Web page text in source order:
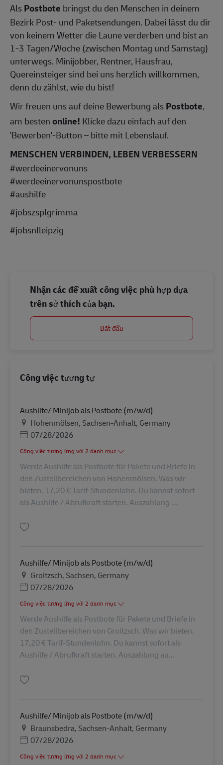
AlsPostbote bringst du den Menschen in deinem
Bezirk Post- und Paketsendungen. Dabei lässt du dir
von keinem Wetter die Laune verderben und bist an
1-3 Tagen/Woche (zwischen Montag und Samstag)
unterwegs. Minijobber, Rentner, Hausfrau,
Quereinsteiger sind bei uns herzlich willkommen,
denn du zählst, wie du bist!
Wir freuen uns auf deine Bewerbung alsPostbote,
am bestenonline! Klicke dazu einfach auf den
'Bewerben'-Button – bitte mit Lebenslauf.
MENSCHEN VERBINDEN, LEBEN VERBESSERN
#werdeeinervonuns
#werdeeinervonunspostbote
#aushilfe
#jobszsplgrimma
#jobsnlleipzig
Nhận các đề xuất công việc phù hợp dựa
trên sở thích của bạn.
Bắt đầu
Công việc tương tự
Aushilfe/ Minijob als Postbote (m/w/d)
Địa điểm
Hohenmölsen, Sachsen-Anhalt, Germany
Posted Date
07/28/2026
Công việc tương ứng với 2 danh mục
Werde Aushilfe als Postbote für Pakete und Briefe in
den Zustellbereichen von Hohenmölsen. Was wir
bieten. 17,20 € Tarif-Stundenlohn. Du kannst sofort
als Aushilfe / Abrufkraft starten. Auszahlung ...
Aushilfe/ Minijob als Postbote (m/w/d)
Địa điểm
Groitzsch, Sachsen, Germany
Posted Date
07/28/2026
Công việc tương ứng với 2 danh mục
Werde Aushilfe als Postbote für Pakete und Briefe in
den Zustellbereichen von Groitzsch. Was wir bieten.
17,20 € Tarif-Stundenlohn. Du kannst sofort als
Aushilfe / Abrufkraft starten. Auszahlung au...
Aushilfe/ Minijob als Postbote (m/w/d)
Địa điểm
Braunsbedra, Sachsen-Anhalt, Germany
Posted Date
07/28/2026
Công việc tương ứng với 2 danh mục